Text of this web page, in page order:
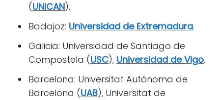
(UNICAN).
Badajoz: Universidad de Extremadura.
Galicia: Universidad de Santiago de
Compostela (USC), Universidad de Vigo.
Barcelona: Universitat Autónoma de
Barcelona (UAB), Universitat de